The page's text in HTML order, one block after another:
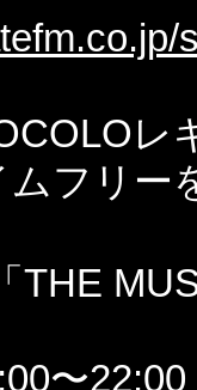
レ
ムフリー
THE
〜22:00